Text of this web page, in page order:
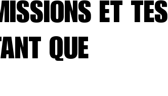
ET TES
QUE